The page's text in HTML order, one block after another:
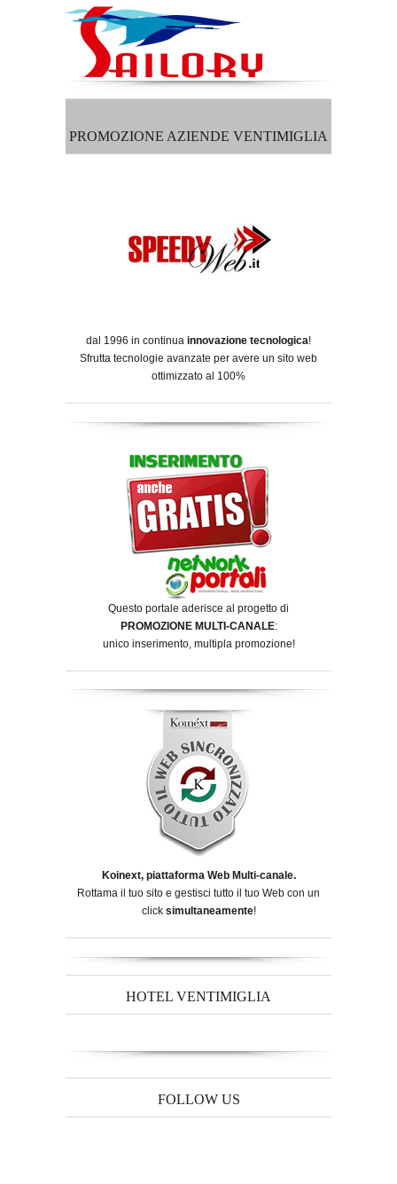
PROMOZIONE AZIENDE VENTIMIGLIA
dal 1996 in continua innovazione tecnologica!
Sfrutta tecnologie avanzate per avere un sito web
ottimizzato al 100%
Questo portale aderisce al progetto di
PROMOZIONE MULTI-CANALE:
unico inserimento, multipla promozione!
Koinext, piattaforma Web Multi-canale.
Rottama il tuo sito e gestisci tutto il tuo Web con un
click simultaneamente!
HOTEL VENTIMIGLIA
FOLLOW US